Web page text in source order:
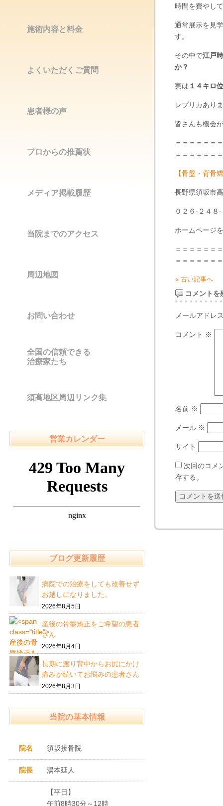
時間を費やし
通常展示を見
す。
その中で江戸
か？
実は １４キロ位
レプリカあり
皆さんも機会
＝＝＝＝＝＝
＝＝＝＝＝＝
【骨盤・背骨
長野県須坂市
０２６-２４８
ホームページ
＝＝＝＝＝＝
＝＝＝＝＝＝
« 古い記事へ
コメントを
メールアドレ
コメント ※
名前 ※
メール ※
サイト
次回のコメ
存する。
施術内容と料金
よくいただくご質問
患者様の声
プロからの推薦状
メディア掲載履歴
当院までのアクセス
周辺地図
お問い合わせ
全国の信頼できる
治療家たち
須高地区周辺リンク集
営業カレンダー
ブログ更新履歴
病院での治療をしても改善せず
お越しになりました。
2026年8月5日
産後の骨盤矯正をご希望の患者
さん
2026年8月4日
長期に渡り背中からお尻にかけ
痛みが続いてお悩みの患者さん
2026年8月3日
当院の基本情報
院名 須坂接骨院
院長 湯本延人
【平日】
午前8時30分～12時